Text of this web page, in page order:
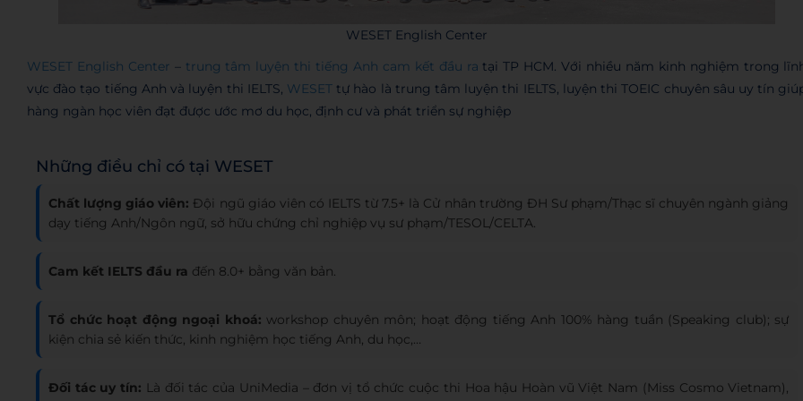
WESET English Center
WESET English Center – trung tâm luyện thi tiếng Anh cam kết đầu ra tại TP HCM. Với nhiều năm kinh nghiệm trong
vực đào tạo tiếng Anh và luyện thi IELTS, WESETtự hào là trung tâm luyện thi IELTS, luyện thi TOEIC chuyên sâu uy tín
hàng ngàn học viên đạt được ước mơ du học, định cư và phát triển sự nghiệp
Những điều chỉ có tại WESET
Chất lượng giáo viên: Đội ngũ giáo viên có IELTS từ 7.5+ là Cử nhân trường ĐH Sư phạm/Thạc sĩ chuyên ngành giảng
dạy tiếng Anh/Ngôn ngữ, sở hữu chứng chỉ nghiệp vụ sư phạm/TESOL/CELTA.
Cam kết IELTS đầu ra đến 8.0+ bằng văn bản.
Tổ chức hoạt động ngoại khoá: workshop chuyên môn; hoạt động tiếng Anh 100% hàng tuần (Speaking club); sự
kiện chia sẻ kiến thức, kinh nghiệm học tiếng Anh, du học,…
Đối tác uy tín: Là đối tác của UniMedia – đơn vị tổ chức cuộc thi Hoa hậu Hoàn vũ Việt Nam (Miss Cosmo Vietnam),